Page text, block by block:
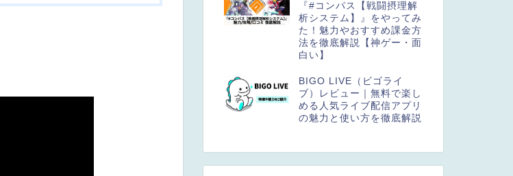
『#コンパス【戦闘摂理解
析システム】』をやってみ
た！魅力やおすすめ課金方
法を徹底解説【神ゲー・面
白い】
BIGO LIVE（ビゴライ
ブ）レビュー｜無料で楽し
める人気ライブ配信アプリ
の魅力と使い方を徹底解説